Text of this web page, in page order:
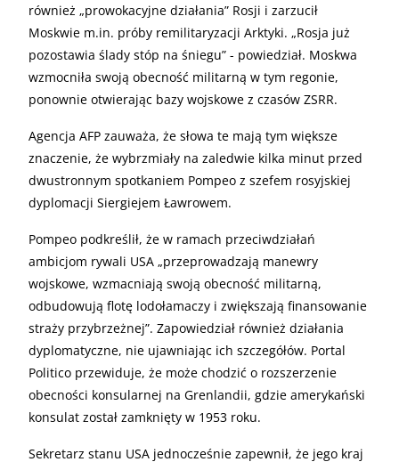
również „prowokacyjne działania” Rosji i zarzucił
Moskwie m.in. próby remilitaryzacji Arktyki. „Rosja już
pozostawia ślady stóp na śniegu” - powiedział. Moskwa
wzmocniła swoją obecność militarną w tym regonie,
ponownie otwierając bazy wojskowe z czasów ZSRR.
Agencja AFP zauważa, że słowa te mają tym większe
znaczenie, że wybrzmiały na zaledwie kilka minut przed
dwustronnym spotkaniem Pompeo z szefem rosyjskiej
dyplomacji Siergiejem Ławrowem.
Pompeo podkreślił, że w ramach przeciwdziałań
ambicjom rywali USA „przeprowadzają manewry
wojskowe, wzmacniają swoją obecność militarną,
odbudowują flotę lodołamaczy i zwiększają finansowanie
straży przybrzeżnej”. Zapowiedział również działania
dyplomatyczne, nie ujawniając ich szczegółów. Portal
Politico przewiduje, że może chodzić o rozszerzenie
obecności konsularnej na Grenlandii, gdzie amerykański
konsulat został zamknięty w 1953 roku.
Sekretarz stanu USA jednocześnie zapewnił, że jego kraj